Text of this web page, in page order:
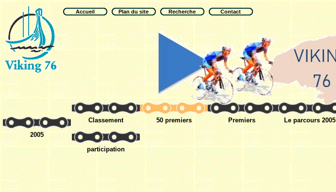
Accueil Plan du site Recherche Contact
2005
Classement 50 premiers Premiers Le parcours 2005
participation